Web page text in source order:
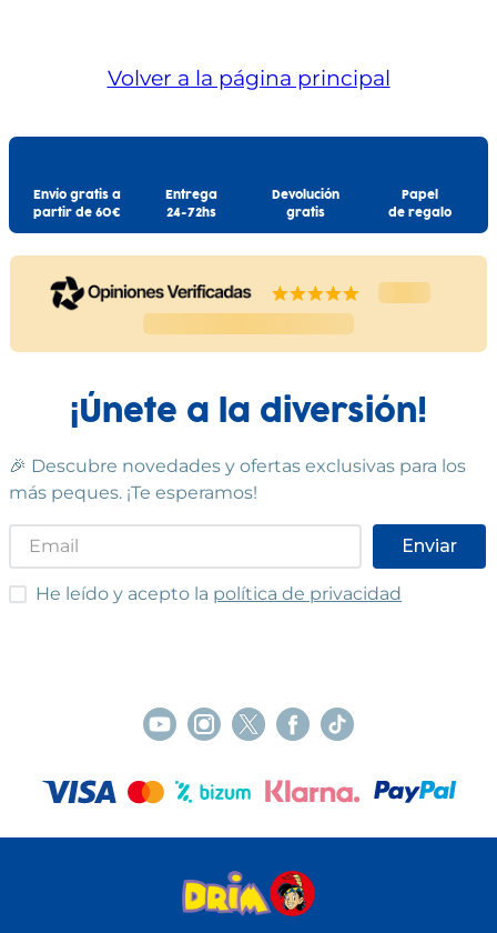
Volver a la página principal
Envío gratis a
partir de 60€
Entrega
24-72hs
Devolución
gratis
Papel
de regalo
¡Únete a la diversión!
🎉 Descubre novedades y ofertas exclusivas para los
más peques. ¡Te esperamos!
Enviar
He leído y acepto las condiciones
He leído y acepto la política de privacidad